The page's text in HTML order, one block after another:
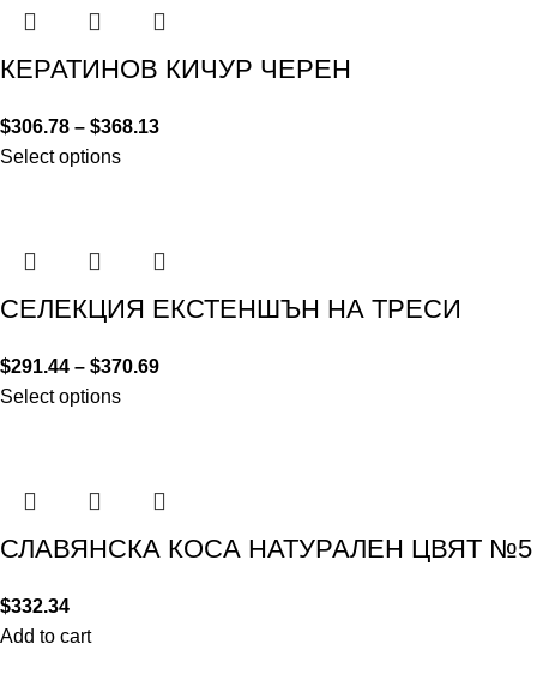
КЕРАТИНОВ КИЧУР ЧЕРЕН
$306.78 – $368.13
Select options
СЕЛЕКЦИЯ ЕКСТЕНШЪН НА ТРЕСИ
$291.44 – $370.69
Select options
СЛАВЯНСКА КОСА НАТУРАЛЕН ЦВЯТ №5
$332.34
Add to cart